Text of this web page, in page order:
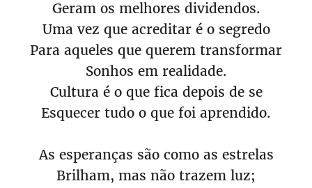
Geram os melhores dividendos.
Uma vez que acreditar é o segredo
Para aqueles que querem transformar
Sonhos em realidade.
Cultura é o que fica depois de se
Esquecer tudo o que foi aprendido.
As esperanças são como as estrelas
Brilham, mas não trazem luz;